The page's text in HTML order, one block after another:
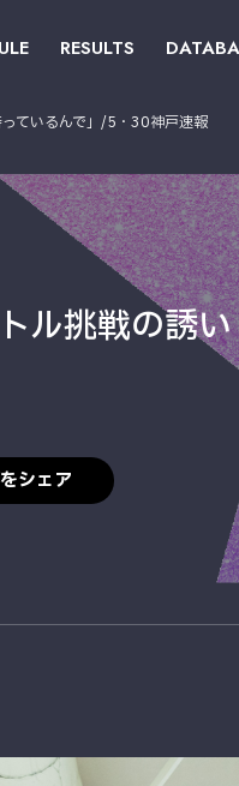
RESULTS
ているんで」/5・30神戸速報
挑戦の誘
シェア